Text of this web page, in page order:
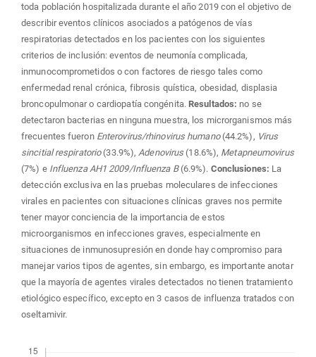
toda población hospitalizada durante el año 2019 con el objetivo de
describir eventos clínicos asociados a patógenos de vías
respiratorias detectados en los pacientes con los siguientes
criterios de inclusión: eventos de neumonía complicada,
inmunocomprometidos o con factores de riesgo tales como
enfermedad renal crónica, fibrosis quística, obesidad, displasia
broncopulmonar o cardiopatía congénita.Resultados: no se
detectaron bacterias en ninguna muestra, los microrganismos más
frecuentes fueron Enterovirus/rhinovirus humano(44.2%), Virus
sincitial respiratorio(33.9%), Adenovirus(18.6%), Metapneumovirus
(7%) e Influenza AH1 2009/Influenza B(6.9%). Conclusiones: La
detección exclusiva en las pruebas moleculares de infecciones
virales en pacientes con situaciones clínicas graves nos permite
tener mayor conciencia de la importancia de estos
microorganismos en infecciones graves, especialmente en
situaciones de inmunosupresión en donde hay compromiso para
manejar varios tipos de agentes, sin embargo, es importante anotar
que la mayoría de agentes virales detectados no tienen tratamiento
etiológico específico, excepto en 3 casos de influenza tratados con
oseltamivir.